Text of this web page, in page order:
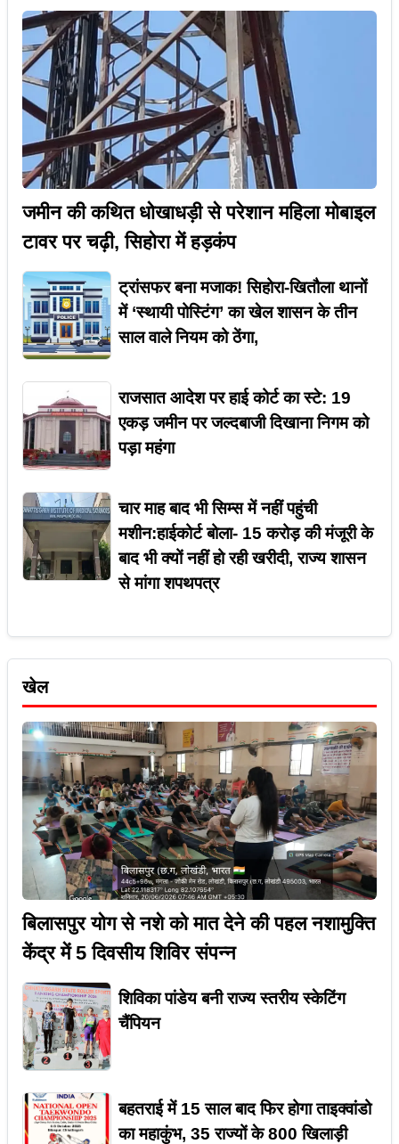
जमीन की कथित धोखाधड़ी से परेशान महिला मोबाइल
टावर पर चढ़ी, सिहोरा में हड़कंप
ट्रांसफर बना मजाक! सिहोरा-खितौला थानों
में ‘स्थायी पोस्टिंग’ का खेल शासन के तीन
साल वाले नियम को ठेंगा,
राजसात आदेश पर हाई कोर्ट का स्टे: 19
एकड़ जमीन पर जल्दबाजी दिखाना निगम को
पड़ा महंगा
चार माह बाद भी सिम्स में नहीं पहुंची
मशीन:हाईकोर्ट बोला- 15 करोड़ की मंजूरी के
बाद भी क्यों नहीं हो रही खरीदी, राज्य शासन
से मांगा शपथपत्र
खेल
बिलासपुर योग से नशे को मात देने की पहल नशामुक्ति
केंद्र में 5 दिवसीय शिविर संपन्न
शिविका पांडेय बनी राज्य स्तरीय स्केटिंग
चैंपियन
बहतराई में 15 साल बाद फिर होगा ताइक्वांडो
का महाकुंभ, 35 राज्यों के 800 खिलाड़ी